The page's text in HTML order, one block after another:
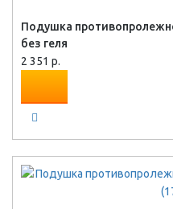
Подушка
без геля
2 351 р.